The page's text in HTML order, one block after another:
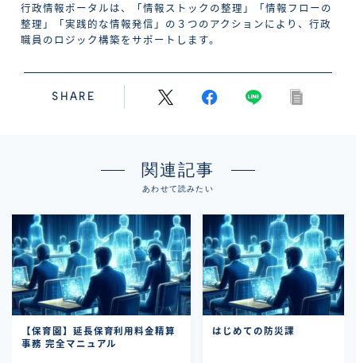
行政情報ポータルは、「情報ストックの整理」「情報フローの
整理」「実践的な情報発信」の３つのアクションにより、行政
職員のロジック構築をサポートします。
SHARE
関連記事
あわせて読みたい
【保育園】延長保育利用料金精算
事務 完全マニュアル
はじめての防災課